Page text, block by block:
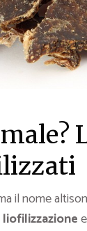
il nome
liofilizzazionee